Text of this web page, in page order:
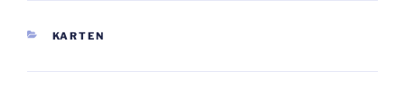
KATEGORIEN
KARTEN